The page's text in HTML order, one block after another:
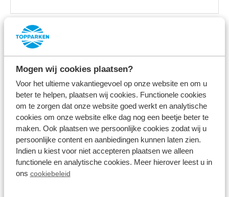
Mogen wij cookies plaatsen?
Voor het ultieme vakantiegevoel op onze website en om u
beter te helpen, plaatsen wij cookies. Functionele cookies
om te zorgen dat onze website goed werkt en analytische
cookies om onze website elke dag nog een beetje beter te
maken. Ook plaatsen we persoonlijke cookies zodat wij u
persoonlijke content en aanbiedingen kunnen laten zien.
Indien u kiest voor niet accepteren plaatsen we alleen
functionele en analytische cookies. Meer hierover leest u in
ons cookiebeleid
Im Park
BBQ-Service